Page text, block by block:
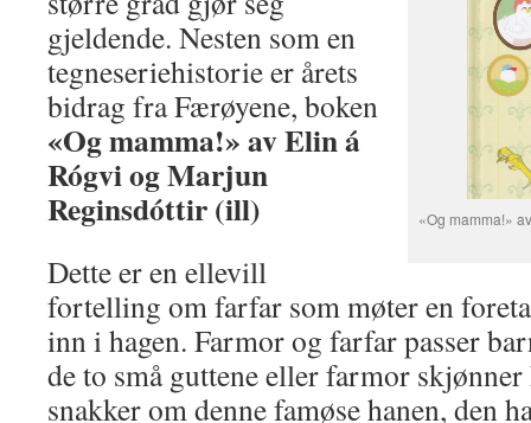
«Og mamma!»
gjeldende. Nesten som en
tegneseriehistorie er årets
bidrag fra Færøyene, boken
«Og mamma!» av Elin á
Rógvi og Marjun
Reginsdóttir (ill)
Dette er en ellevill
fortelling om farfar som møter en
inn i hagen. Farmor og farfar passer
de to små guttene eller farmor
snakker om denne famøse hanen, den